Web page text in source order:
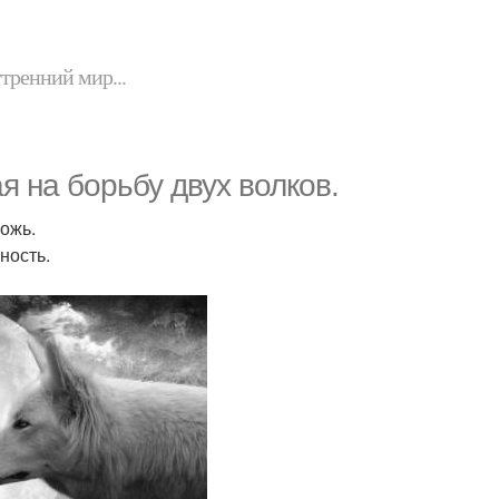
мир...
на борьбу двух волков.